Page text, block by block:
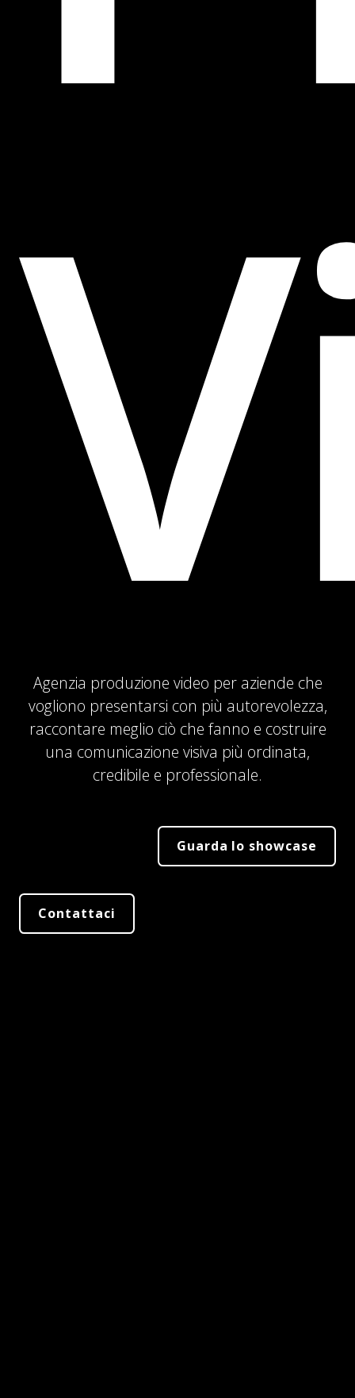
Agenzia produzione video per aziende che
vogliono presentarsi con più autorevolezza,
raccontare meglio ciò che fanno e costruire
una comunicazione visiva più ordinata,
credibile e professionale.
Guarda lo showcase
Contattaci